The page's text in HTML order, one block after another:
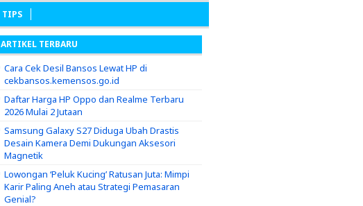
TIPS
ARTIKEL TERBARU
Cara Cek Desil Bansos Lewat HP di
cekbansos.kemensos.go.id
Daftar Harga HP Oppo dan Realme Terbaru
2026 Mulai 2 Jutaan
Samsung Galaxy S27 Diduga Ubah Drastis
Desain Kamera Demi Dukungan Aksesori
Magnetik
Lowongan ‘Peluk Kucing’ Ratusan Juta: Mimpi
Karir Paling Aneh atau Strategi Pemasaran
Genial?